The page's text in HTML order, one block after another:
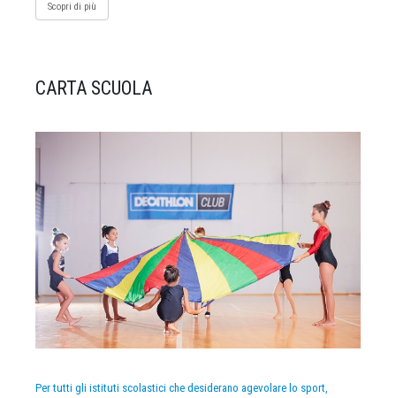
Scopri di più
CARTA SCUOLA
Per tutti gli istituti scolastici che desiderano agevolare lo sport,